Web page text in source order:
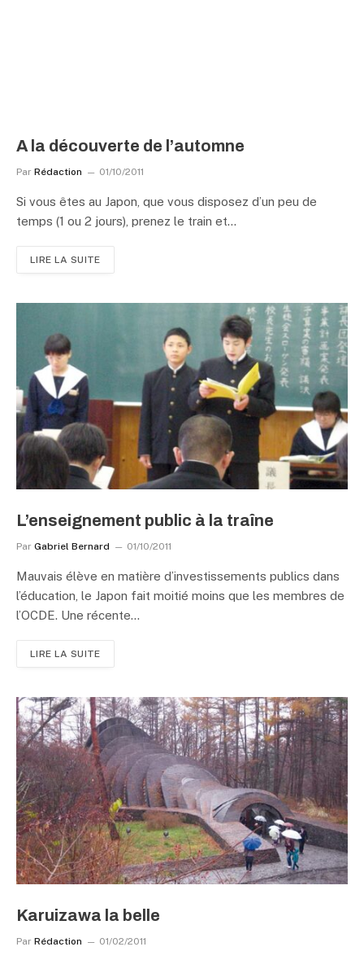
A la découverte de l’automne
Par Rédaction 01/10/2011
Si vous êtes au Japon, que vous disposez d’un peu de
temps (1 ou 2 jours), prenez le train et…
LIRE LA SUITE
L’enseignement public à la traîne
Par Gabriel Bernard 01/10/2011
Mauvais élève en matière d’investissements publics dans
l’éducation, le Japon fait moitié moins que les membres de
l’OCDE. Une récente…
LIRE LA SUITE
Karuizawa la belle
Par Rédaction 01/02/2011